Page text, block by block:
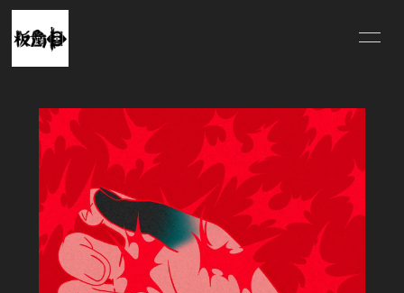
SCHEDULE PROFILE
VIDEO DISCOGRAPHY
MERCH